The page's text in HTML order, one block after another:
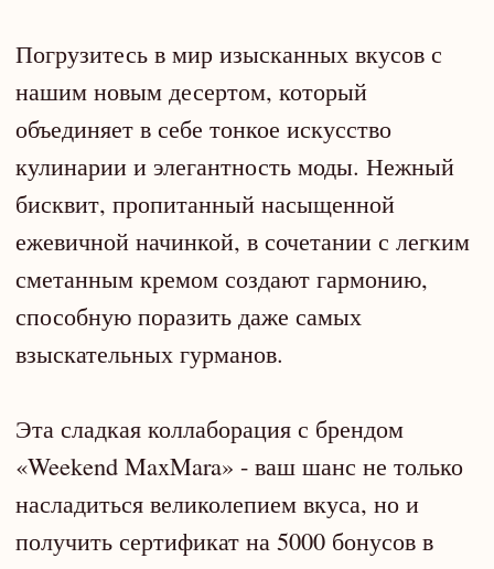
СТЕЙКИ В
«ДОМЕ ГРИНБЕРГА»